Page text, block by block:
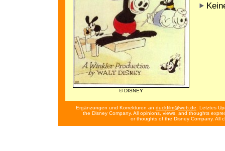
© DISNEY
Ergänzungen und Korrekturen an duckfilm@web.de . Letztes
the Disney Company. All opinions, views, and thoughts
or thoughts of the Disney Company. All